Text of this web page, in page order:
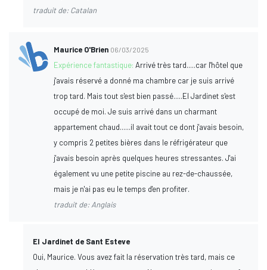
traduit de: Catalan
Maurice O'Brien 06/03/2025
Expérience fantastique:Arrivé très tard.....car l'hôtel que
j'avais réservé a donné ma chambre car je suis arrivé
trop tard. Mais tout s'est bien passé.....El Jardinet s'est
occupé de moi. Je suis arrivé dans un charmant
appartement chaud......il avait tout ce dont j'avais besoin,
y compris 2 petites bières dans le réfrigérateur que
j'avais besoin après quelques heures stressantes. J'ai
également vu une petite piscine au rez-de-chaussée,
mais je n'ai pas eu le temps d'en profiter.
traduit de: Anglais
El Jardinet de Sant Esteve
Oui, Maurice. Vous avez fait la réservation très tard, mais ce